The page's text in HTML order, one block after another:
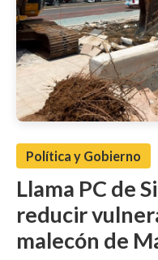
Política y Gobierno
Llama PC de
reducir
malecón de